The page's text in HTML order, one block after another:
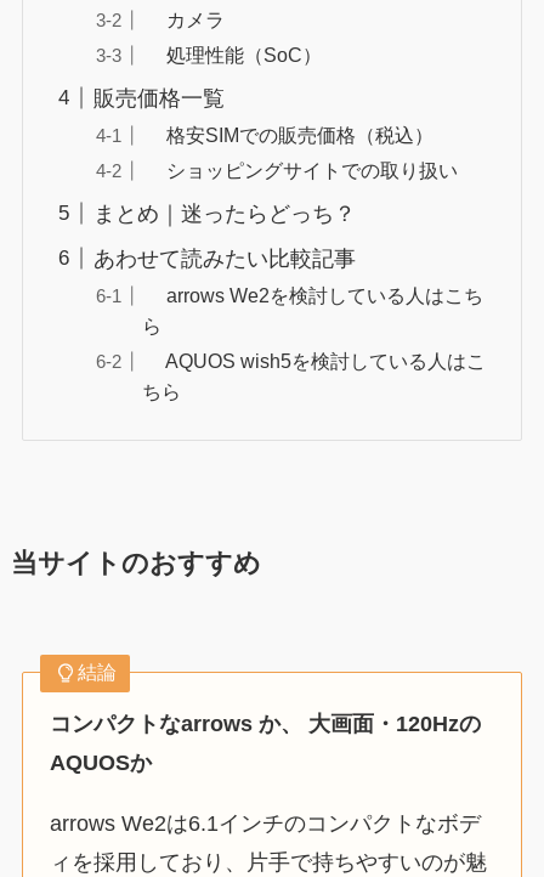
カメラ
処理性能（SoC）
販売価格一覧
格安SIMでの販売価格（税込）
ショッピングサイトでの取り扱い
まとめ｜迷ったらどっち？
あわせて読みたい比較記事
arrows We2を検討している人はこち
ら
AQUOS wish5を検討している人はこ
ちら
当サイトのおすすめ
結論
コンパクトなarrows か、 大画面・120Hzの
AQUOSか
arrows We2は6.1インチのコンパクトなボデ
ィを採用しており、片手で持ちやすいのが魅